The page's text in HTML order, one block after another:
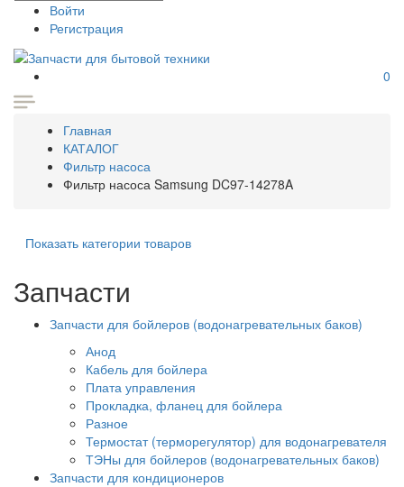
Войти
Регистрация
0
Главная
КАТАЛОГ
Фильтр насоса
Фильтр насоса Samsung DC97-14278A
Показать категории товаров
Запчасти
Запчасти для бойлеров (водонагревательных баков)
Анод
Кабель для бойлера
Плата управления
Прокладка, фланец для бойлера
Разное
Термостат (терморегулятор) для водонагревателя
ТЭНы для бойлеров (водонагревательных баков)
Запчасти для кондиционеров